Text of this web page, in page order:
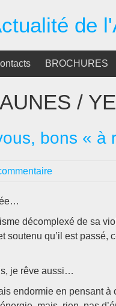
de
BROCHURES
/
bons « à
décomplexé de sa
qu’il est passé,
je rêve aussi…
endormie en pensant à